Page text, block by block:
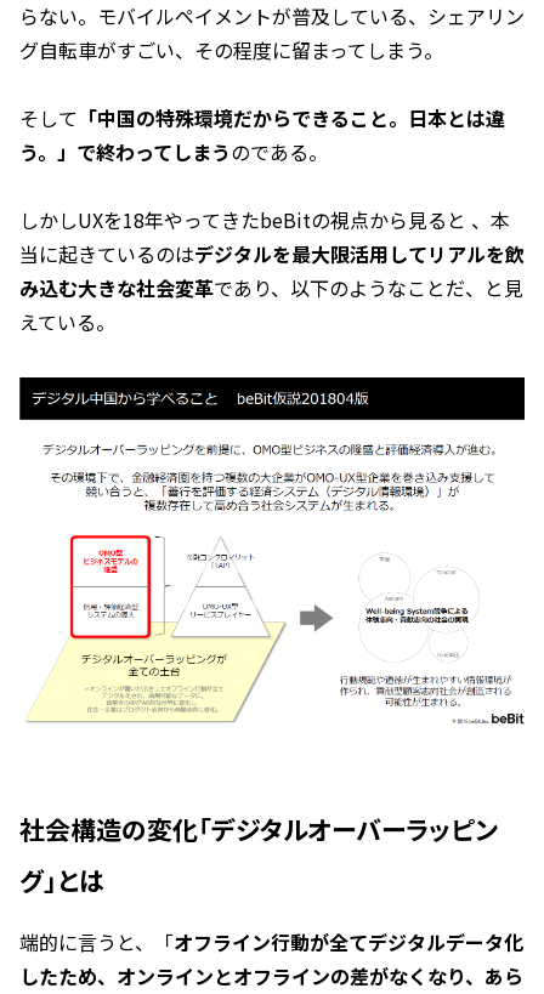
らない。モバイルペイメントが普及している、シェアリン
グ自転車がすごい、その程度に留まってしまう。
そして 「中国の特殊環境だからできること。日本とは違
う。」で終わってしまうのである。
しかしUXを18年やってきたbeBitの視点から見ると 、本
当に起きているのはデジタルを最大限活用してリアルを飲
み込む大きな社会変革であり、以下のようなことだ、と見
えている。
社会構造の変化「デジタルオーバーラッピン
グ」とは
端的に言うと、「オフライン行動が全てデジタルデータ化
したため、オンラインとオフラインの差がなくなり、あら